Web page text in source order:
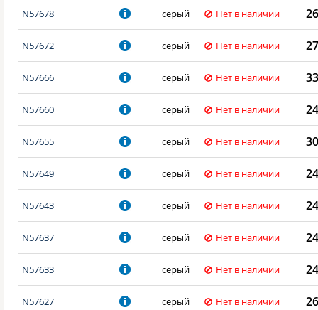
N57678 серый Нет в наличии
N57672 серый Нет в наличии
N57666 серый Нет в наличии
N57660 серый Нет в наличии
N57655 серый Нет в наличии
N57649 серый Нет в наличии
N57643 серый Нет в наличии
N57637 серый Нет в наличии
N57633 серый Нет в наличии
N57627 серый Нет в наличии